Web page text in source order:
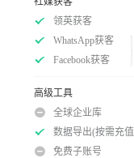
领英获客
WhatsApp获客
Facebook获客
高级工具
全球企业库
数据导出(按需充
免费子账号